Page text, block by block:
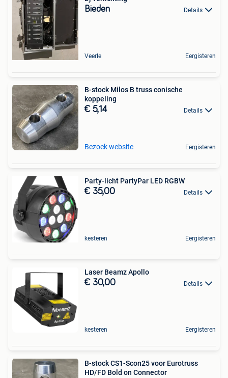
Bieden Details
Veerle Eergisteren
B-stock Milos B truss conische
koppeling
€ 5,14 Details
Bezoek website Eergisteren
Party-licht PartyPar LED RGBW
€ 35,00 Details
kesteren Eergisteren
Laser Beamz Apollo
€ 30,00 Details
kesteren Eergisteren
B-stock CS1-Scon25 voor Eurotruss
HD/FD Bold on Connector